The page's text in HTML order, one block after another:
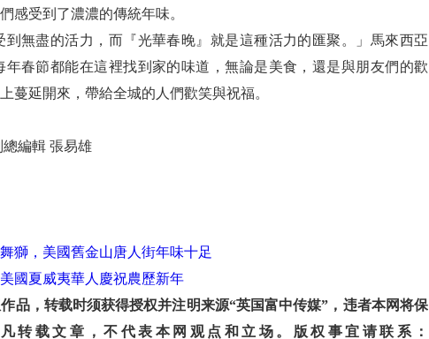
感受到了濃濃的傳統年味。
盡的活力，而『光華春晚』就是這種活力的匯聚。」馬來西亞
年春節都能在這裡找到家的味道，無論是美食，還是與朋友們的歡
蔓延開來，帶給全城的人們歡笑與祝福。
編輯 張易雄
獅，美國舊金山唐人街年味十足
國夏威夷華人慶祝農歷新年
，转载时须获得授权并注明来源“英国富中传媒”，违者本网将保
转载文章，不代表本网观点和立场。版权事宜请联系：